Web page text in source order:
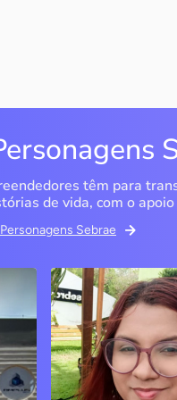
têm para
de vida, com o
Sebrae
Memória
São Luís / MA
Ao lado da irmã e
apoio do Sebrae, a
Ancestral utiliza
artificial com o